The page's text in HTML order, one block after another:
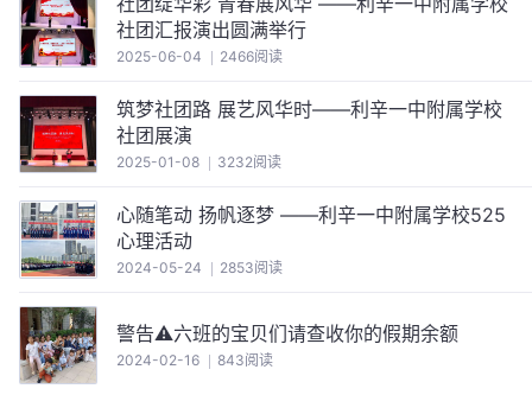
社团汇报演出圆满举行
2025-06-04 2466阅读
筑梦社团路 展艺风华时——利辛一中附属学校
社团展演
2025-01-08 3232阅读
心随笔动 扬帆逐梦 ——利辛一中附属学校525
心理活动
2024-05-24 2853阅读
警告⚠六班的宝贝们请查收你的假期余额
2024-02-16 843阅读